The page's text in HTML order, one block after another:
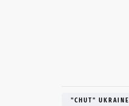
"CHUT" UKRAINE